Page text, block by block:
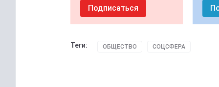
Подписаться
Теги: ОБЩЕСТВО СОЦСФЕРА